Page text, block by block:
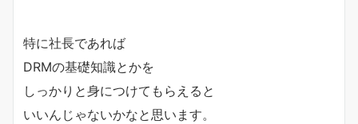
特に社長であれば
DRMの基礎知識とかを
しっかりと身につけてもらえると
いいんじゃないかなと思います。